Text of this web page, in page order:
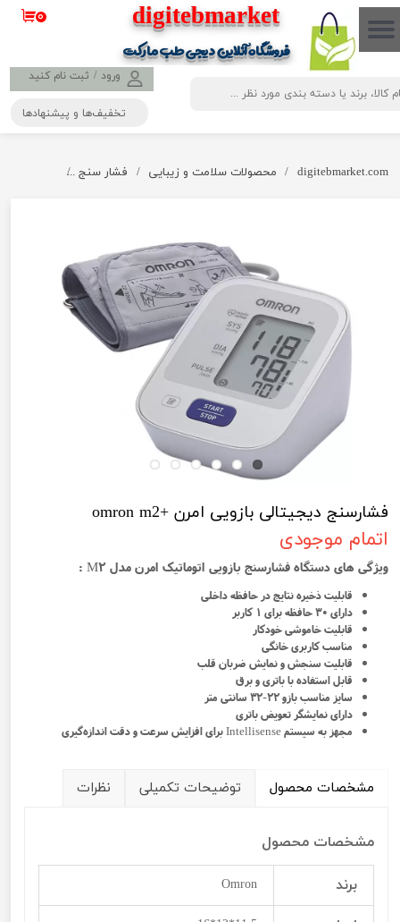
​​​​​​​​digitebmarket
فروشگاه آنلاین دیجی طب مارکت
ورود / ثبت نام کنید
حساب کاربری من
تغییر گذر واژه
۰
تخفیف‌ها و پیشنهادها
digitebmarket.com محصولات سلامت و زیبایی فشار سنج
فشارسنج دیجیتالی بازویی امرن +omron m2
اتمام موجودی
ویژگی های دستگاه فشارسنج بازویی اتوماتیک امرن مدل M2 :
قابلیت ذخیره نتایج در حافظه داخلی
دارای 30 حافظه برای 1 کاربر
قابلیت خاموشی خودکار
مناسب کاربری خانگی
قابلیت سنجش و نمایش ضربان قلب
قابل استفاده با باتری و برق
سایز مناسب بازو 22-32 سانتی متر
دارای نمایشگر تعویض باتری
مجهز به سیستم Intellisense برای افزایش سرعت و دقت اندازه‌گیری
مشخصات محصول توضیحات تکمیلی نظرات
مشخصات محصول
برند Omron